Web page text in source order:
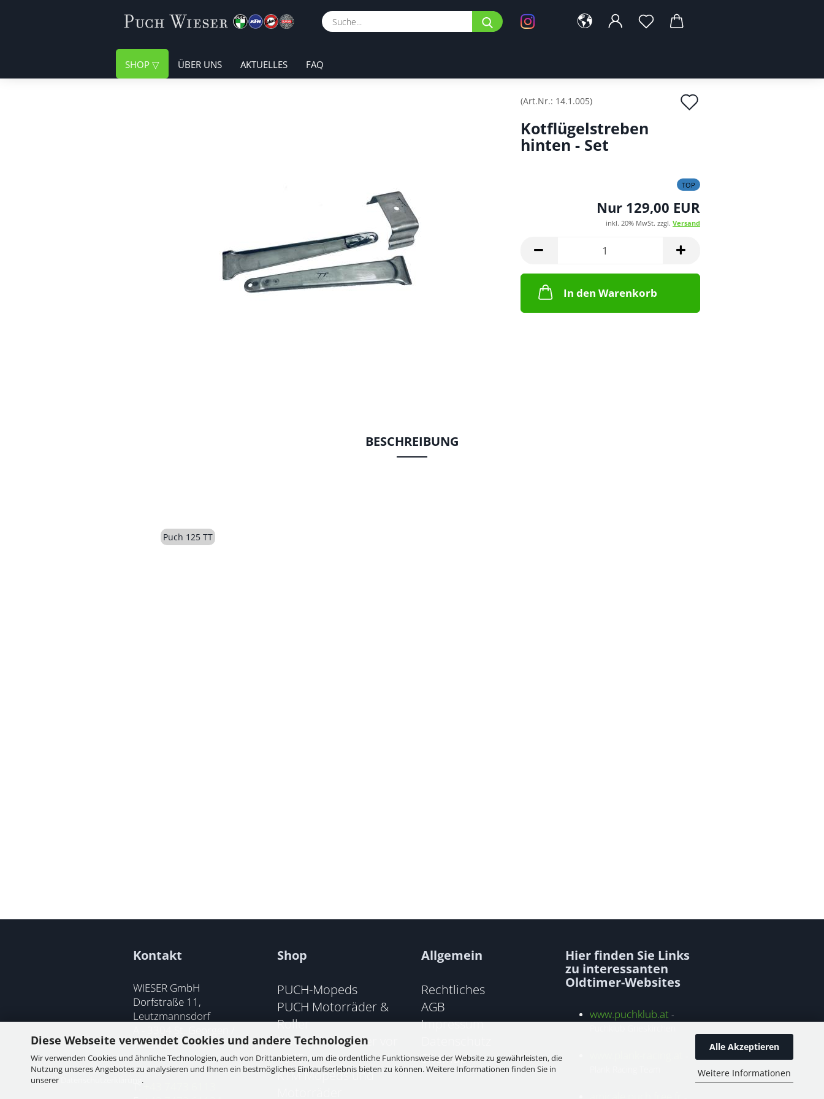
Diese Webseite verwendet Cookies und andere Technologien
Wir verwenden Cookies und ähnliche Technologien, auch von Drittanbietern, um die ordentliche Funktionsweise der Website zu gewährleisten, die
Nutzung unseres Angebotes zu analysieren und Ihnen ein bestmögliches Einkaufserlebnis bieten zu können. Weitere Informationen finden Sie in
unserer
.
Alle Akzeptieren
Weitere Informationen
Suche...
SHOP ÜBER UNS AKTUELLES FAQ
(Art.Nr.: 14.1.005)
Kotflügelstreben
hinten - Set
TOP
Nur 129,00 EUR
inkl. 20% MwSt. zzgl. Versand
In den Warenkorb
BESCHREIBUNG
Puch 125 TT
Kontakt
WIESER GmbH
Dorfstraße 11,
Leutzmannsdorf
Ybbsfeld
T:
Shop
PUCH-Mopeds
PUCH Motorräder &
Roller
PUCH Motorräder vor
1945
KTM Mopeds und
Allgemein
Rechtliches
AGB
Impressum
Sitemap
Hier finden Sie Links
zu interessanten
Oldtimer-Websites
www.puchklub.at -